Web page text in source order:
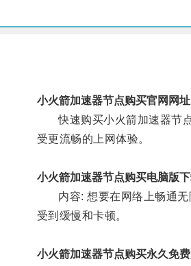
小火箭加速器节点购买官网网址
快速购买小火箭加速器节点
受更流畅的上网体验。
小火箭加速器节点购买电脑版
内容: 想要在网络上畅通无
受到缓慢和卡顿。
小火箭加速器节点购买永久免